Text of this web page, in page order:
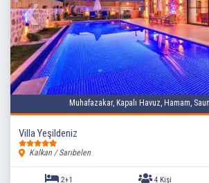
2+1 4 Kişi
Muhafazakar, Kapalı Havuz, Hamam,
Villa Yeşildeniz
Kalkan / Sarıbelen